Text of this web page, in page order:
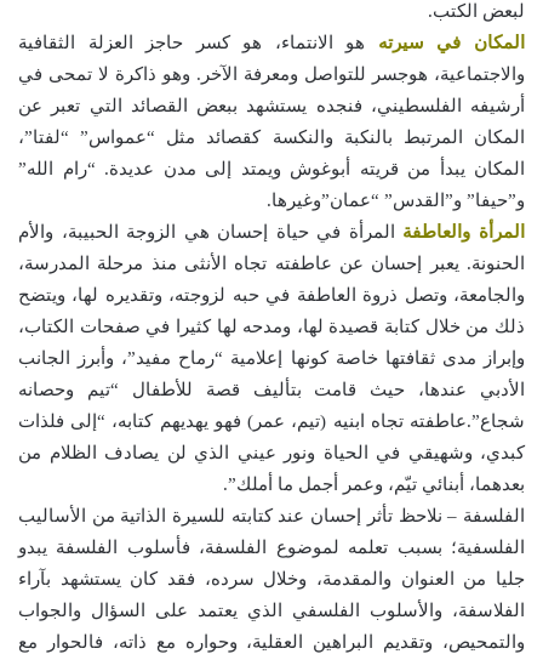
لبعض الكتب.
المكان في سيرته هو الانتماء، هو كسر حاجز العزلة الثقافية
والاجتماعية، هوجسر للتواصل ومعرفة الآخر. وهو ذاكرة لا تمحى في
أرشيفه الفلسطيني، فنجده يستشهد ببعض القصائد التي تعبر عن
المكان المرتبط بالنكبة والنكسة كقصائد مثل “عمواس” “لفتا”،
المكان يبدأ من قريته أبوغوش ويمتد إلى مدن عديدة. “رام الله”
و”حيفا” و”القدس” “عمان”وغيرها.
المرأة والعاطفة المرأة في حياة إحسان هي الزوجة الحبيبة، والأم
الحنونة. يعبر إحسان عن عاطفته تجاه الأنثى منذ مرحلة المدرسة،
والجامعة، وتصل ذروة العاطفة في حبه لزوجته، وتقديره لها، ويتضح
ذلك من خلال كتابة قصيدة لها، ومدحه لها كثيرا في صفحات الكتاب،
وإبراز مدى ثقافتها خاصة كونها إعلامية “رماح مفيد”، وأبرز الجانب
الأدبي عندها، حيث قامت بتأليف قصة للأطفال “تيم وحصانه
شجاع”.عاطفته تجاه ابنيه (تيم، عمر) فهو يهديهم كتابه، “إلى فلذات
كبدي، وشهيقي في الحياة ونور عيني الذي لن يصادف الظلام من
بعدهما، أبنائي تيّم، وعمر أجمل ما أملك”.
الفلسفة – نلاحظ تأثر إحسان عند كتابته للسيرة الذاتية من الأساليب
الفلسفية؛ بسبب تعلمه لموضوع الفلسفة، فأسلوب الفلسفة يبدو
جليا من العنوان والمقدمة، وخلال سرده، فقد كان يستشهد بآراء
الفلاسفة، والأسلوب الفلسفي الذي يعتمد على السؤال والجواب
والتمحيص، وتقديم البراهين العقلية، وحواره مع ذاته، فالحوار مع